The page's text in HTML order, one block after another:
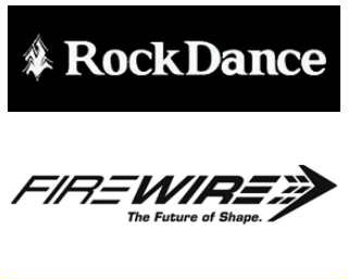
SancheZ
wanda
予報士 hiro.